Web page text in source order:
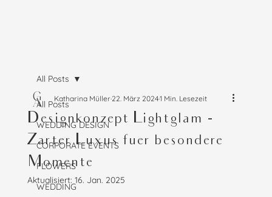
All Posts
WEDDING DESIGN
CORPORATE EVENTS
FLOWERS
WEDDING
All Posts
Designkonzept Lightglam -
Zarter Luxus fuer besondere
Momente
Katharina Müller22. März 20241 Min. Lesezeit
Aktualisiert: 16. Jan. 2025